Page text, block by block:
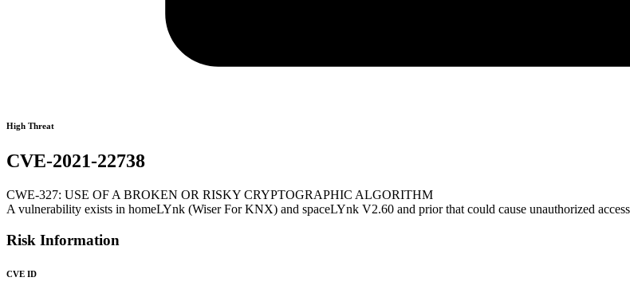
High Threat
CVE-2021-22738
CWE-327: USE OF A BROKEN OR RISKY CRYPTOGRAPHIC ALGORITHM
A vulnerability exists in homeLYnk (Wiser For KNX) and spaceLYnk V2.60 and prior that could cause unauthorized
Risk Information
CVE ID